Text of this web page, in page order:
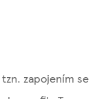
zapojením se